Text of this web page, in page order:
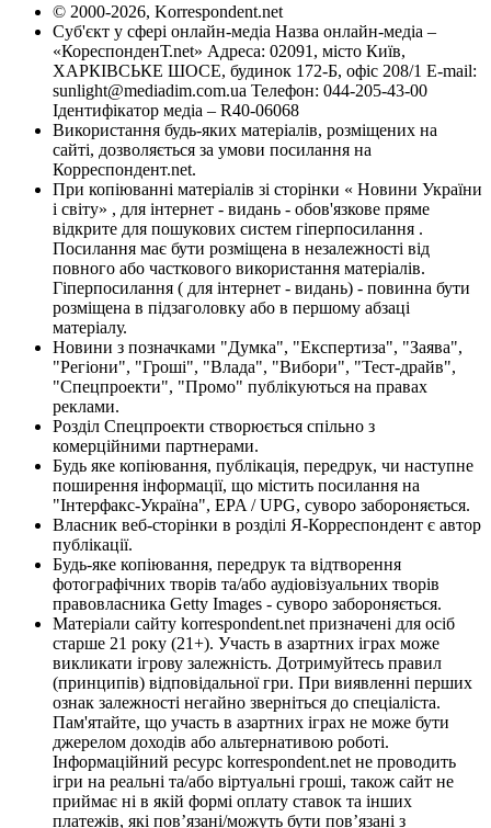
© 2000-2026, Korrespondent.net
Суб'єкт у сфері онлайн-медіа Назва онлайн-медіа –
«КореспонденТ.net» Адреса: 02091, місто Київ,
ХАРКІВСЬКЕ ШОСЕ, будинок 172-Б, офіс 208/1 E-mail:
sunlight@mediadim.com.ua Телефон: 044-205-43-00
Ідентифікатор медіа – R40-06068
Використання будь-яких матеріалів, розміщених на
сайті, дозволяється за умови посилання на
Корреспондент.net.
При копіюванні матеріалів зі сторінки « Новини України
і світу» , для інтернет - видань - обов'язкове пряме
відкрите для пошукових систем гіперпосилання .
Посилання має бути розміщена в незалежності від
повного або часткового використання матеріалів.
Гіперпосилання ( для інтернет - видань) - повинна бути
розміщена в підзаголовку або в першому абзаці
матеріалу.
Новини з позначками "Думка", "Експертиза", "Заява",
"Регіони", "Гроші", "Влада", "Вибори", "Тест-драйв",
"Спецпроекти", "Промо" публікуються на правах
реклами.
Розділ Спецпроекти створюється спільно з
комерційними партнерами.
Будь яке копіювання, публікація, передрук, чи наступне
поширення інформації, що містить посилання на
"Інтерфакс-Україна", EPA / UPG, суворо забороняється.
Власник веб-сторінки в розділі Я-Корреспондент є автор
публікації.
Будь-яке копіювання, передрук та відтворення
фотографічних творів та/або аудіовізуальних творів
правовласника Getty Images - суворо забороняється.
Матеріали сайту korrespondent.net призначені для осіб
старше 21 року (21+). Участь в азартних іграх може
викликати ігрову залежність. Дотримуйтесь правил
(принципів) відповідальної гри. При виявленні перших
ознак залежності негайно зверніться до спеціаліста.
Пам'ятайте, що участь в азартних іграх не може бути
джерелом доходів або альтернативою роботі.
Інформаційний ресурс korrespondent.net не проводить
ігри на реальні та/або віртуальні гроші, також сайт не
приймає ні в якій формі оплату ставок та інших
платежів, які пов’язані/можуть бути пов’язані з